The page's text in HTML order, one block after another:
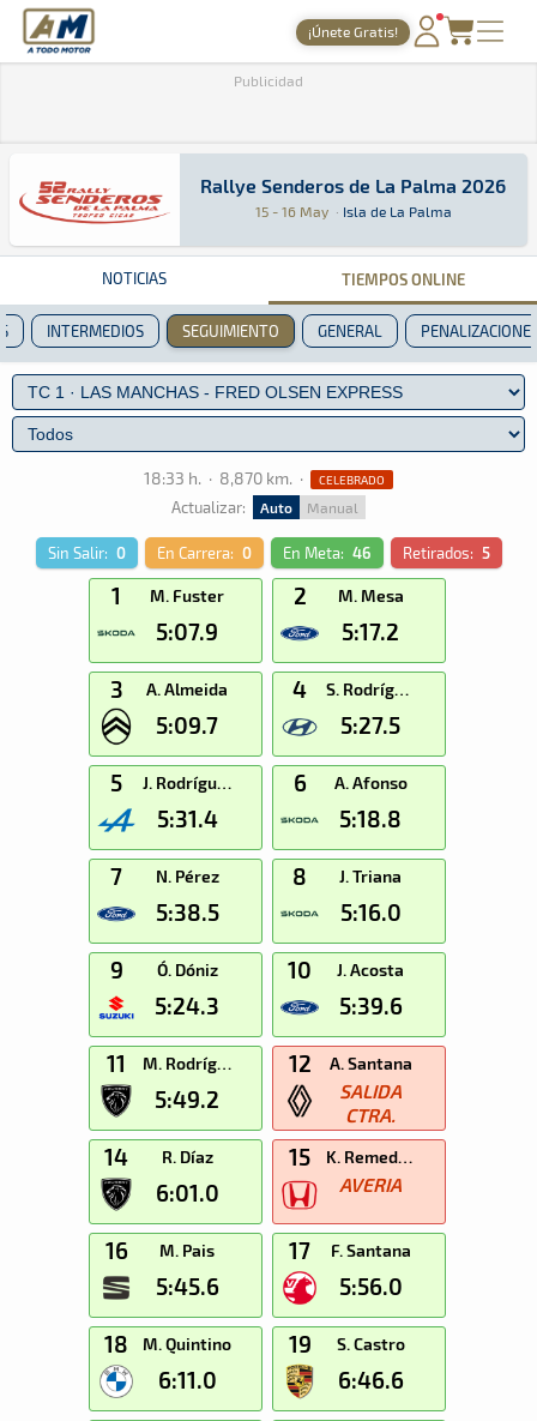
A Todo Motor · Revista del motor desde 1999
¡Únete Gratis!
NOTICIAS
AGENDA
GALERÍAS
TIENDA
ARCHIVO
Publicidad
Rallye Senderos de La Palma 2026
Rallye Senderos de La Palma 2026
15 - 16 May · Isla de La Palma
Rally · Rallye Senderos de La Palma 2026:
Isla de La Palma Isla de La Palma
NOTICIAS TIEMPOS ONLINE
INTERMEDIOS SEGUIMIENTO GENERAL
18:33 h. · 8,870 km. · CELEBRADO
Actualizar: Auto Manual
Sin Salir: 0 En Carrera: 0 En Meta: 46 Retirados: 5
1 M. Fuster
5:07.9
2 M. Mesa
5:17.2
3 A. Almeida
5:09.7
4 S. Rodríguez
5:27.5
5 J. Rodríguez
5:31.4
6 A. Afonso
5:18.8
7 N. Pérez
5:38.5
8 J. Triana
5:16.0
9 Ó. Dóniz
5:24.3
10 J. Acosta
5:39.6
11 M. Rodríguez
5:49.2
12 A. Santana
SALIDA
CTRA.
14 R. Díaz
6:01.0
15 K. Remedios
AVERIA
16 M. Pais
5:45.6
17 F. Santana
5:56.0
18 M. Quintino
6:11.0
19 S. Castro
6:46.6